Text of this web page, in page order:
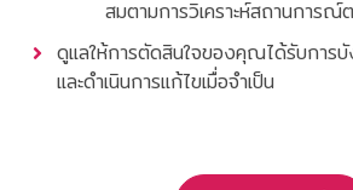
สมตามการวิเคราะห์สถานการณ์
ดูแลให้การตัดสินใจของคุณได้รับการ
และดำเนินการแก้ไขเมื่อจำเป็น